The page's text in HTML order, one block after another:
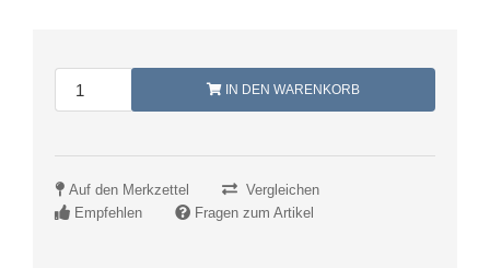
IN DEN WARENKORB
Auf den Merkzettel
Vergleichen
Empfehlen
Fragen zum Artikel